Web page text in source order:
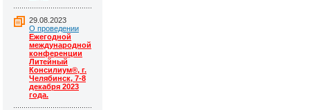
29.08.2023
О проведении
Ежегодной
международной
конференции
Литейный
Консилиум®, г.
Челябинск, 7-8
декабря 2023
года.